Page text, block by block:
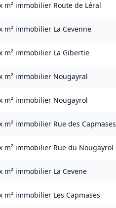
m² immobilier Route de Léral
m² immobilier La Cevenne
m² immobilier La Gibertie
m² immobilier Nougayral
m² immobilier Nougayrol
m² immobilier Rue des Capmases
m² immobilier Rue du Nougayrol
m² immobilier La Cevene
m² immobilier Les Capmases